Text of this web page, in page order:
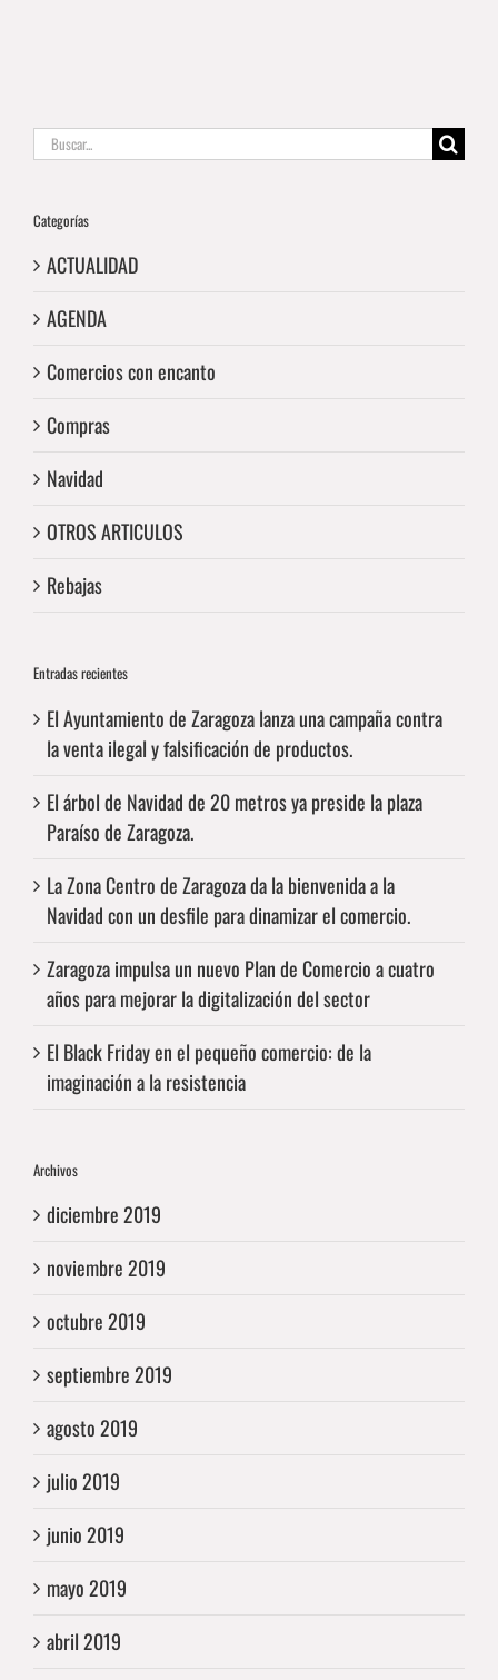
Buscar:
Categorías
ACTUALIDAD
AGENDA
Comercios con encanto
Compras
Navidad
OTROS ARTICULOS
Rebajas
Entradas recientes
El Ayuntamiento de Zaragoza lanza una campaña contra
la venta ilegal y falsificación de productos.
El árbol de Navidad de 20 metros ya preside la plaza
Paraíso de Zaragoza.
La Zona Centro de Zaragoza da la bienvenida a la
Navidad con un desfile para dinamizar el comercio.
Zaragoza impulsa un nuevo Plan de Comercio a cuatro
años para mejorar la digitalización del sector
El Black Friday en el pequeño comercio: de la
imaginación a la resistencia
Archivos
diciembre 2019
noviembre 2019
octubre 2019
septiembre 2019
agosto 2019
julio 2019
junio 2019
mayo 2019
abril 2019